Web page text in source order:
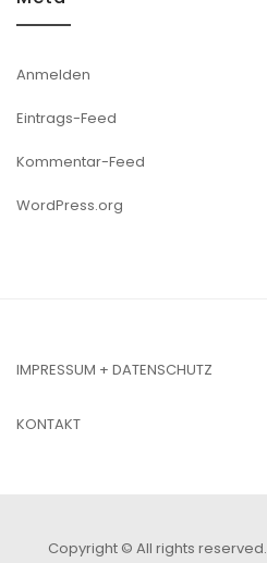
Anmelden
Eintrags-Feed
Kommentar-Feed
WordPress.org
IMPRESSUM + DATENSCHUTZ
KONTAKT
Copyright © All rights reserved.